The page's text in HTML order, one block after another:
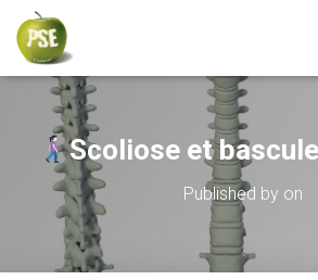
Scoliose et
Published by on